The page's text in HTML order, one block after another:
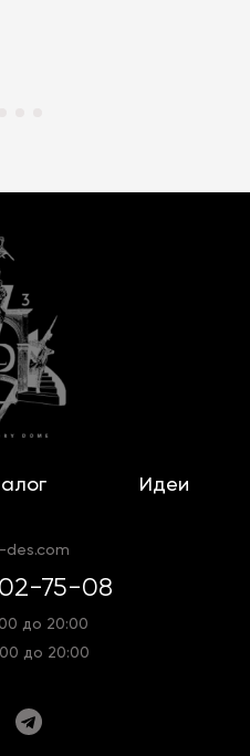
Идеи
des.com
75-08
до 20:00
до 20:00